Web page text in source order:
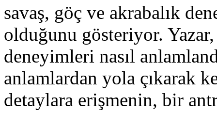
savaş, göç ve akrabalık
olduğunu gösteriyor.
deneyimleri nasıl
anlamlardan yola çıkarak
detaylara erişmenin, bir